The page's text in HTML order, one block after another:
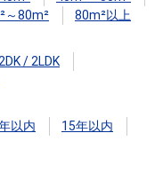
～80m²
80m²以上
/ 2LDK
以内
15年以内